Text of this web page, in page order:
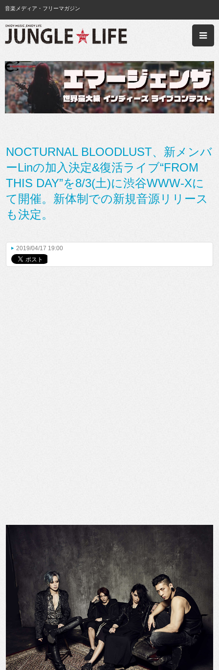
音楽メディア・フリーマガジン
NOCTURNAL BLOODLUST、新メンバ
ーLinの加入決定&復活ライブ“FROM
THIS DAY”を8/3(土)に渋谷WWW-Xに
て開催。新体制での新規音源リリース
も決定。
2019/04/17 19:00